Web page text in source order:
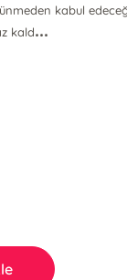
kabul
kald...